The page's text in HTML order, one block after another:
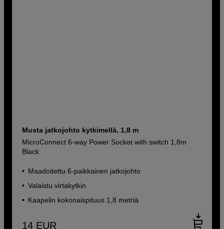
Musta jatkojohto kytkimellä, 1,8 m
MicroConnect 6-way Power Socket with switch 1,8m
Black
Maadoitettu 6-paikkainen jatkojohto
Valaistu virtakytkin
Kaapelin kokonaispituus 1,8 metriä
14 EUR